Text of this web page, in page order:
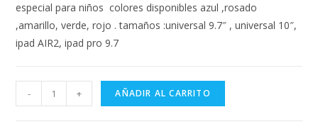
especial para niños colores disponibles azul ,rosado
,amarillo, verde, rojo . tamaños :universal 9.7″ , universal 10″,
ipad AIR2, ipad pro 9.7
- + AÑADIR AL CARRITO